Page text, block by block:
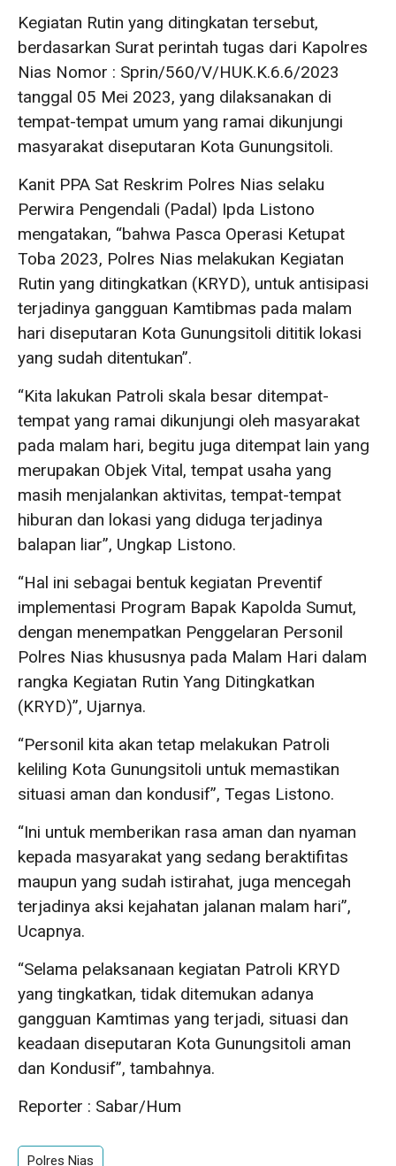
Kegiatan Rutin yang ditingkatan tersebut,
berdasarkan Surat perintah tugas dari Kapolres
Nias Nomor : Sprin/560/V/HUK.K.6.6/2023
tanggal 05 Mei 2023, yang dilaksanakan di
tempat-tempat umum yang ramai dikunjungi
masyarakat diseputaran Kota Gunungsitoli.
Kanit PPA Sat Reskrim Polres Nias selaku
Perwira Pengendali (Padal) Ipda Listono
mengatakan, “bahwa Pasca Operasi Ketupat
Toba 2023, Polres Nias melakukan Kegiatan
Rutin yang ditingkatkan (KRYD), untuk antisipasi
terjadinya gangguan Kamtibmas pada malam
hari diseputaran Kota Gunungsitoli dititik lokasi
yang sudah ditentukan”.
“Kita lakukan Patroli skala besar ditempat-
tempat yang ramai dikunjungi oleh masyarakat
pada malam hari, begitu juga ditempat lain yang
merupakan Objek Vital, tempat usaha yang
masih menjalankan aktivitas, tempat-tempat
hiburan dan lokasi yang diduga terjadinya
balapan liar”, Ungkap Listono.
“Hal ini sebagai bentuk kegiatan Preventif
implementasi Program Bapak Kapolda Sumut,
dengan menempatkan Penggelaran Personil
Polres Nias khususnya pada Malam Hari dalam
rangka Kegiatan Rutin Yang Ditingkatkan
(KRYD)”, Ujarnya.
“Personil kita akan tetap melakukan Patroli
keliling Kota Gunungsitoli untuk memastikan
situasi aman dan kondusif”, Tegas Listono.
“Ini untuk memberikan rasa aman dan nyaman
kepada masyarakat yang sedang beraktifitas
maupun yang sudah istirahat, juga mencegah
terjadinya aksi kejahatan jalanan malam hari”,
Ucapnya.
“Selama pelaksanaan kegiatan Patroli KRYD
yang tingkatkan, tidak ditemukan adanya
gangguan Kamtimas yang terjadi, situasi dan
keadaan diseputaran Kota Gunungsitoli aman
dan Kondusif”, tambahnya.
Reporter : Sabar/Hum
Polres Nias